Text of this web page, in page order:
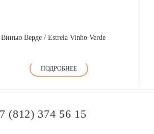
Винью Верде / Estreia Vinho Verde
ПОДРОБНЕЕ
(812) 374 56 15